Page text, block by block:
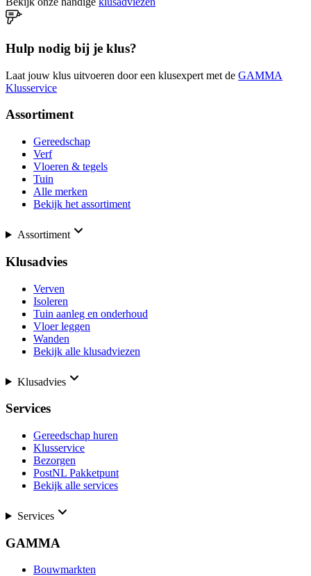
Hulp nodig bij je klus?
Laat jouw klus uitvoeren door een klusexpert met de GAMMA
Klusservice
Assortiment
Gereedschap
Verf
Vloeren & tegels
Tuin
Alle merken
Bekijk het assortiment
Assortiment
Klusadvies
Verven
Isoleren
Tuin aanleg en onderhoud
Vloer leggen
Wanden
Bekijk alle klusadviezen
Klusadvies
Services
Gereedschap huren
Klusservice
Bezorgen
PostNL Pakketpunt
Bekijk alle services
Services
GAMMA
Bouwmarkten